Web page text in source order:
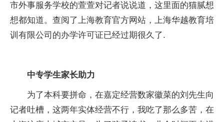
市外事服务学校的萱萱对记者说说道，这里面的猫腻想
想都知道。查阅了上海教育官方网站，上海华越教育培
训有限公司的办学许可证已经过期很久了.
中专学生家长助力
为了本科要拼命，在嘉定经营数家徽菜的刘先生向
记者吐槽，这两年实体经营不行，我吃了那么多苦，在